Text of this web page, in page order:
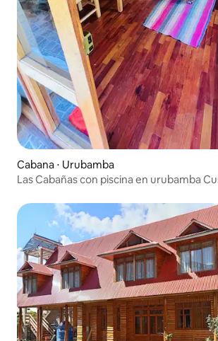
Cabana ⋅ Urubamba
Las Cabañas con piscina en urubamba